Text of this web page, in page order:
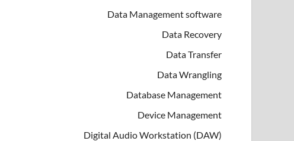
Data Management software
Data Recovery
Data Transfer
Data Wrangling
Database Management
Device Management
Digital Audio Workstation (DAW)